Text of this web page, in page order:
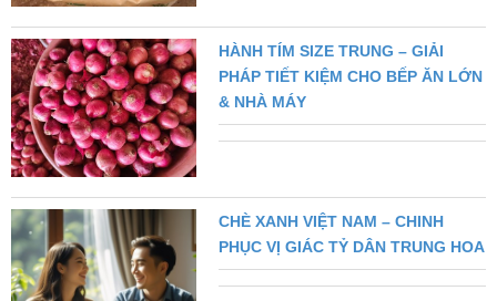
HÀNH TÍM SIZE TRUNG – GIẢI
PHÁP TIẾT KIỆM CHO BẾP ĂN LỚN
& NHÀ MÁY
CHÈ XANH VIỆT NAM – CHINH
PHỤC VỊ GIÁC TỶ DÂN TRUNG HOA